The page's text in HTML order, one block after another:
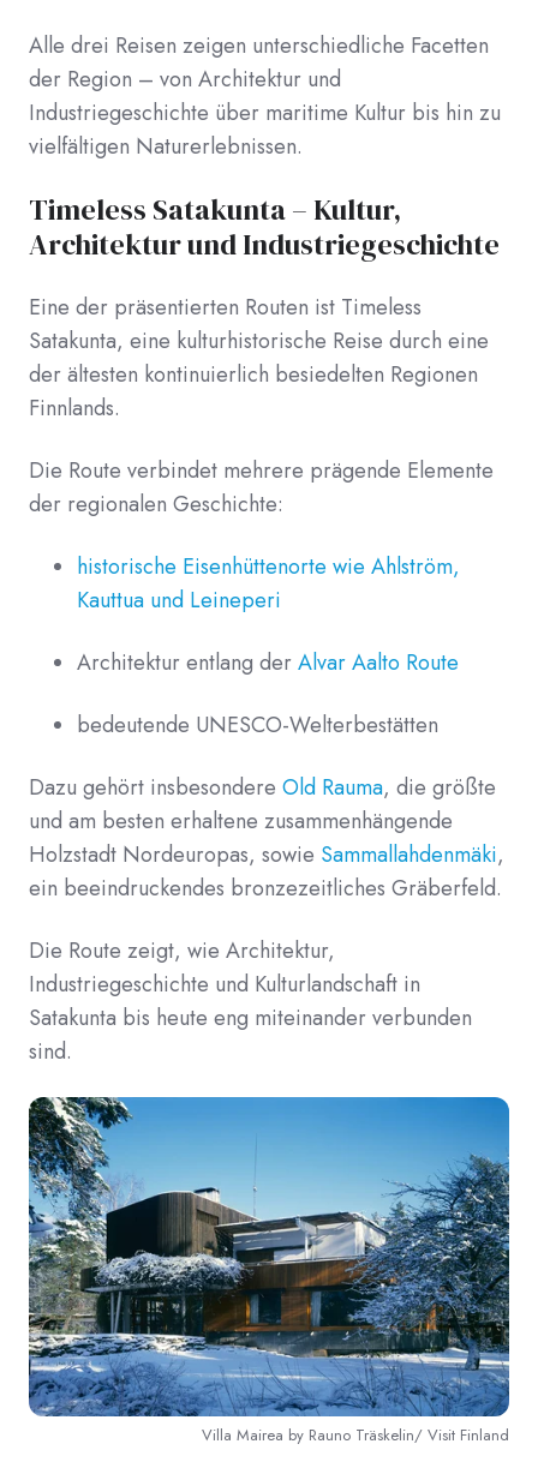
Alle drei Reisen zeigen unterschiedliche Facetten
der Region – von Architektur und
Industriegeschichte über maritime Kultur bis hin zu
vielfältigen Naturerlebnissen.
Timeless Satakunta – Kultur,
Architektur und Industriegeschichte
Eine der präsentierten Routen ist Timeless
Satakunta, eine kulturhistorische Reise durch eine
der ältesten kontinuierlich besiedelten Regionen
Finnlands.
Die Route verbindet mehrere prägende Elemente
der regionalen Geschichte:
historische Eisenhüttenorte wie Ahlström,
Kauttua und Leineperi
Architektur entlang derAlvar Aalto Route
bedeutende UNESCO-Welterbestätten
Dazu gehört insbesondere Old Rauma, die größte
und am besten erhaltene zusammenhängende
Holzstadt Nordeuropas, sowie Sammallahdenmäki,
ein beeindruckendes bronzezeitliches Gräberfeld.
Die Route zeigt, wie Architektur,
Industriegeschichte und Kulturlandschaft in
Satakunta bis heute eng miteinander verbunden
sind.
Villa Mairea by Rauno Träskelin/ Visit Finland